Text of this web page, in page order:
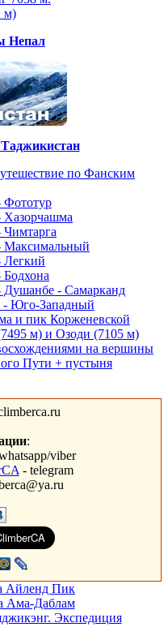
м)
Непал
по Фанским
Максимальный
- Самарканд
Юго-Западный
и пик Корженевской
м) и Озоди (7105 м)
на вершины
Пути + пустыня
:
viber
- telegram